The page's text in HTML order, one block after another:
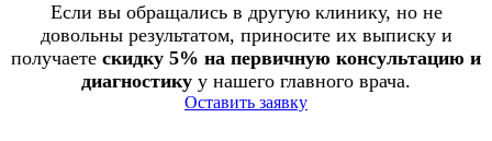
Если вы обращались в другую клинику, но не
довольны результатом, приносите их выписку и
получаете скидку 5% на первичную консультацию и
диагностику у нашего главного врача.
Оставить заявку